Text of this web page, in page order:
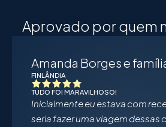
Aprovado por quem
Amanda Borges e
FINLÂNDIA
TUDO FOI MARAVILHOSO!
Inicialmente eu estava com
seria fazer uma viagem dessas